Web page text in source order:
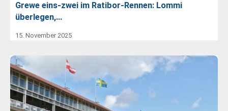
Grewe eins-zwei im Ratibor-Rennen: Lommi
überlegen,…
15. November 2025